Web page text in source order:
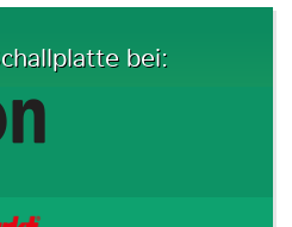
bei: